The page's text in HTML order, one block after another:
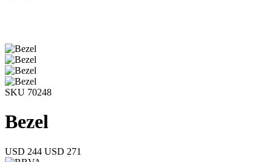
SKU 70248
Bezel
USD 244 USD 271